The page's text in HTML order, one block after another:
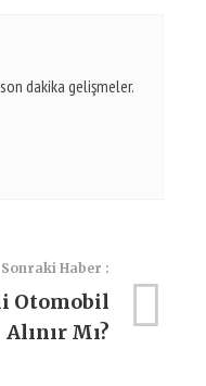
dakika gelişmeler.
Sonraki Haber :
Otomobil
Alınır Mı?